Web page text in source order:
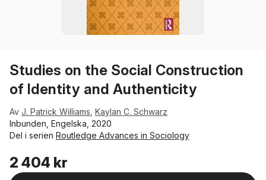
Studies on the Social Construction
of Identity and Authenticity
Av J. Patrick Williams Kaylan C. Schwarz
Inbunden, Engelska, 2020
Del i serien Routledge Advances in Sociology
2 404 kr